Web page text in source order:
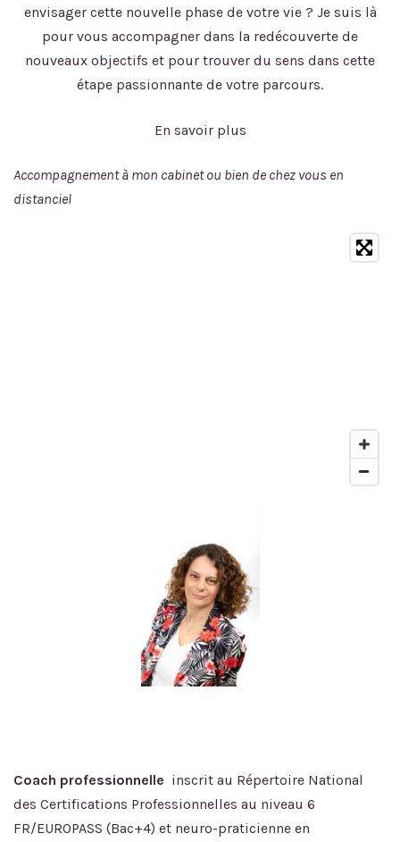
envisager cette nouvelle phase de votre vie ? Je suis là
pour vous accompagner dans la redécouverte de
nouveaux objectifs et pour trouver du sens dans cette
étape passionnante de votre parcours.
En savoir plus
Accompagnement à mon cabinet ou bien de chez vous en
distanciel
Coach professionnelle inscrit au Répertoire National
des Certifications Professionnelles au niveau 6
FR/EUROPASS (Bac+4) et neuro-praticienne en